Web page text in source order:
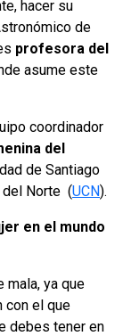
hacer su
de
profesora del
asume este
coordinador
del
de Santiago
del Norte (UCN).
en el mundo
mala, ya que
con el que
debes tener en